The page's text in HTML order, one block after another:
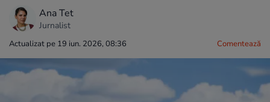
Ana Tet
Jurnalist
Actualizat pe 19 iun. 2026, 08:36 Comentează